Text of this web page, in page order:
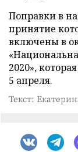
Поправки в
принятие
включены в
2020»,
5 апреля.
Текст: